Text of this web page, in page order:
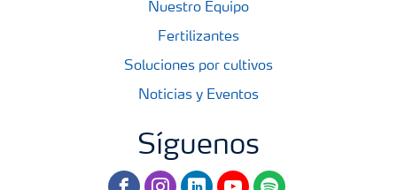
Nuestro Equipo
Fertilizantes
Soluciones por cultivos
Noticias y Eventos
Síguenos
facebookinstagram
linkedinyoutubespotify